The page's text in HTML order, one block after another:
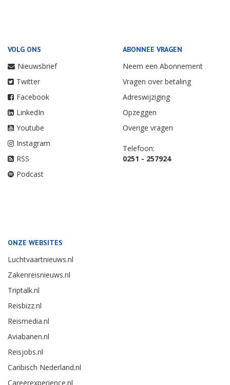
VOLG ONS
Nieuwsbrief
Twitter
Facebook
LinkedIn
Youtube
Instagram
RSS
Podcast
ABONNEE VRAGEN
Neem een Abonnement
Vragen over betaling
Adreswijziging
Opzeggen
Overige vragen
Telefoon:
0251 - 257924
ONZE WEBSITES
Luchtvaartnieuws.nl
Zakenreisnieuws.nl
Triptalk.nl
Reisbizz.nl
Reismedia.nl
Aviabanen.nl
Reisjobs.nl
Caribisch Nederland.nl
Careerexperience.nl